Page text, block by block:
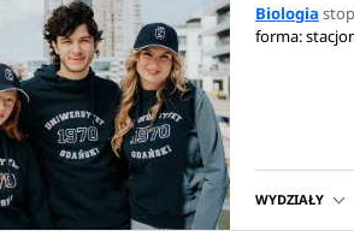
Biologia
forma:
WYDZIAŁY